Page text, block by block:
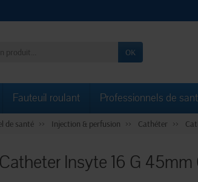
OK
Fauteuil roulant Professionnels de
de santé Injection & perfusion Cathéter
Catheter Insyte 16 G 45mm